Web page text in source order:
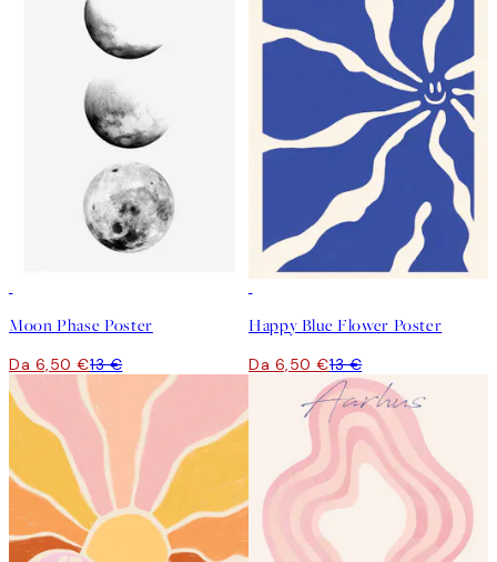
Moon Phase Poster
Da 6,50 €13 €
Happy Blue Flower Poster
Da 6,50 €13 €